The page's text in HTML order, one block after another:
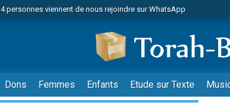
4 personnes viennent de nous rejoindre sur WhatsApp
Odaya vient de donner son Maasser
3 personnes viennent de faire un don pour 5 jours de vacances
3 personnes viennent de faire un don pour Diane, 80 ans,
13 personnes viennent de demander une bénédiction
Dons Femmes Enfants Etude sur Texte